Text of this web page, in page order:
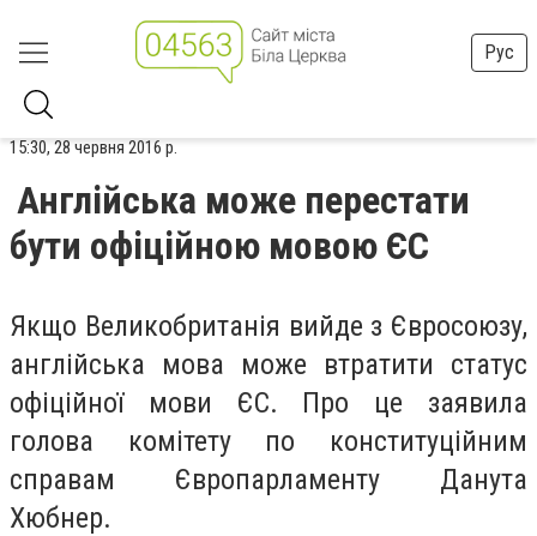
Рус
15:30, 28 червня 2016 р.
Англійська може перестати
бути офіційною мовою ЄС
Якщо Великобританія вийде з Євросоюзу,
англійська мова може втратити статус
офіційної мови ЄС. Про це заявила
голова комітету по конституційним
справам Європарламенту Данута
Хюбнер.